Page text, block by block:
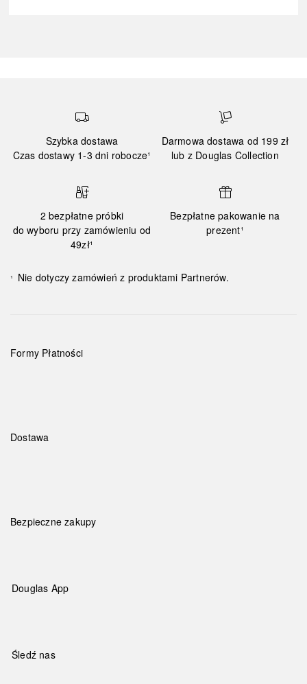
Szybka dostawa
Czas dostawy 1-3 dni robocze¹
Darmowa dostawa od 199 zł
lub z Douglas Collection
2 bezpłatne próbki
do wyboru przy zamówieniu od
49zł¹
Bezpłatne pakowanie na
prezent¹
¹ Nie dotyczy zamówień z produktami Partnerów.
Formy Płatności
Dostawa
Bezpieczne zakupy
Douglas App
Śledź nas